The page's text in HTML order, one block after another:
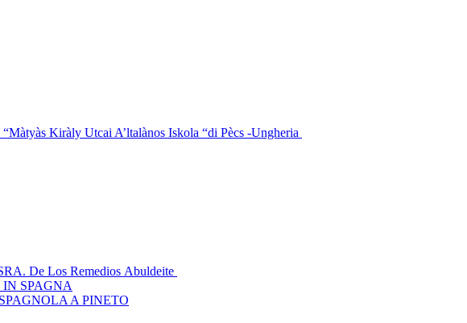
Kiràly Utcai A’ltalànos Iskola “di Pècs -Ungheria
De Los Remedios Abuldeite
SPAGNA
A PINETO